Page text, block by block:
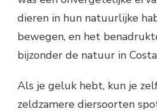
dieren in hun natuurlijke
bewegen, en het
bijzonder de natuur in Costa
Als je geluk hebt, kun je
zeldzamere diersoorten